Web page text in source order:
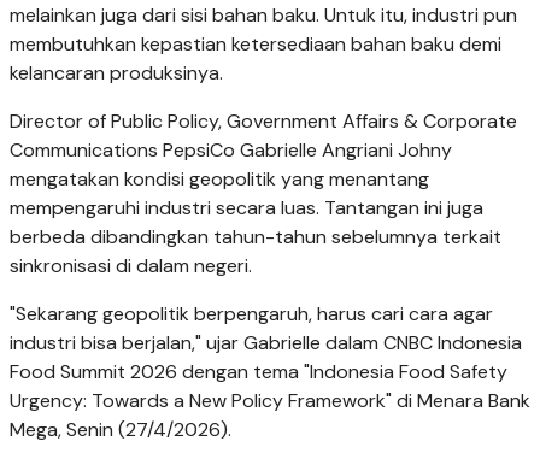
melainkan juga dari sisi bahan baku. Untuk itu, industri pun
membutuhkan kepastian ketersediaan bahan baku demi
kelancaran produksinya.
Director of Public Policy, Government Affairs & Corporate
Communications PepsiCo Gabrielle Angriani Johny
mengatakan kondisi geopolitik yang menantang
mempengaruhi industri secara luas. Tantangan ini juga
berbeda dibandingkan tahun-tahun sebelumnya terkait
sinkronisasi di dalam negeri.
"Sekarang geopolitik berpengaruh, harus cari cara agar
industri bisa berjalan," ujar Gabrielle dalam CNBC Indonesia
Food Summit 2026 dengan tema "Indonesia Food Safety
Urgency: Towards a New Policy Framework" di Menara Bank
Mega, Senin (27/4/2026).